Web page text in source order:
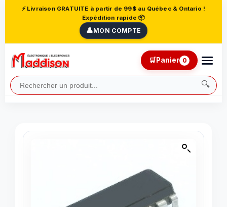
⚡ Livraison GRATUITE à partir de 99$ au Québec & Ontario !
Expédition rapide 📦
👤MON COMPTE
🔍
🛒Panier 0